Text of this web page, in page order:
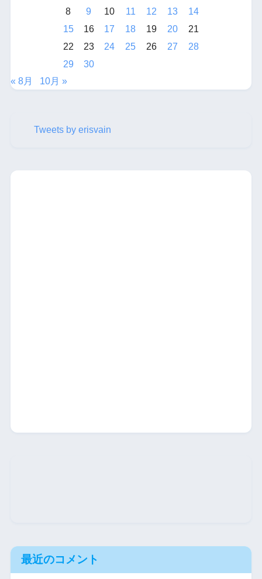
8
9 10 11 12 13
14
15
16 17 18 19 20
21
22
23 24 25 26 27
28
29
30
« 8月
10月 »
Tweets by erisvain
最近のコメント